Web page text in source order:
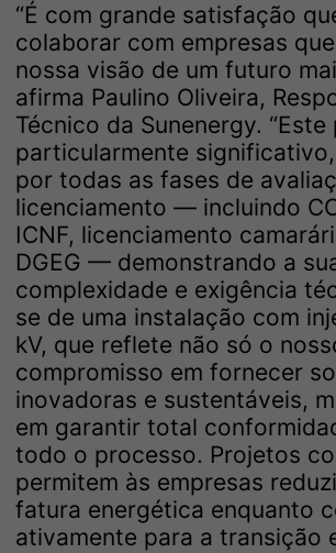
“É com grande satisfação
colaborar com empresas
nossa visão de um futuro
afirma Paulino Oliveira,
Técnico da Sunenergy.
particularmente
por todas as fases de
licenciamento — incluindo
ICNF, licenciamento
DGEG — demonstrando a
complexidade e exigência
se de uma instalação com
kV, que reflete não só o
compromisso em fornecer
inovadoras e sustentáveis,
em garantir total
todo o processo. Projetos
permitem às empresas
fatura energética enquanto
ativamente para a transição